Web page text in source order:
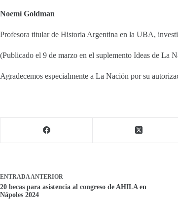
Noemí Goldman
Profesora titular de Historia Argentina en la UBA,
(Publicado el 9 de marzo en el suplemento Ideas de La
Agradecemos especialmente a La Nación por su
ENTRADA ANTERIOR
20 becas para asistencia al congreso de AHILA en
Nápoles 2024